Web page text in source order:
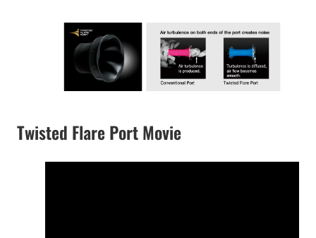
Twisted Flare Port Movie